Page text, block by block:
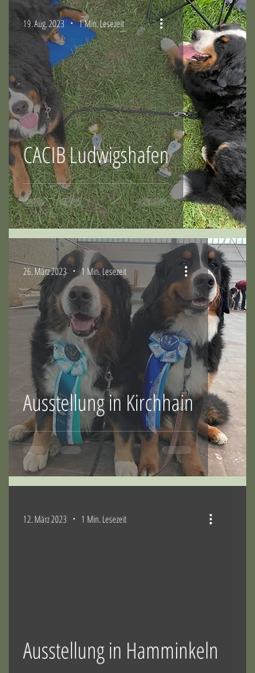
CACIB Ludwigshafen
19. Aug. 2023 1 Min. Lesezeit
Ausstellung in Kirchhain
26. März 2023 1 Min. Lesezeit
Ausstellung in Hamminkeln
12. März 2023 1 Min. Lesezeit